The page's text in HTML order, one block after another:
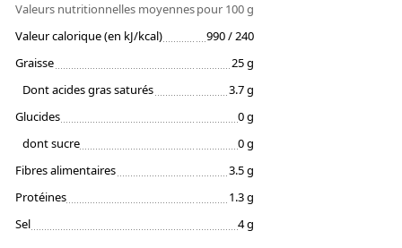
Valeurs nutritionnelles moyennespour 100 g
Valeur calorique (en kJ/kcal)
990 / 240
Graisse
25 g
Dont acides gras saturés
3.7 g
Glucides
0 g
dont sucre
0 g
Fibres alimentaires
3.5 g
Protéines
1.3 g
Sel
4 g